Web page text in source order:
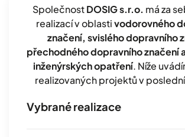
SpolečnostDOSIG s.r.o. má za
realizací v oblastivodorovného
značení, svislého dopravního
přechodného dopravního značení
inženýrských opatření. Níže
realizovaných projektů v
Vybrané realizace